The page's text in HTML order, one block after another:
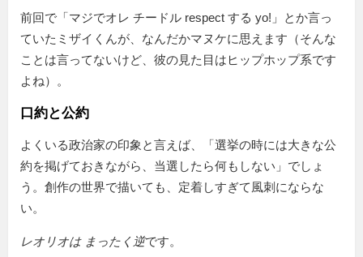
前回で「マジでオレ チードル respect する yo!」とか言っ
ていたミザイくんが、なんだかマヌケに思えます（そんな
ことは言ってないけど、彼の見た目はヒップホップ系です
よね）。
口約と公約
よくいる政治家の印象と言えば、「選挙の時には大きな公
約を掲げておきながら、当選したら何もしない」でしょ
う。創作の世界で描いても、定着しすぎて風刺にならな
い。
レオリオは まったく逆です。